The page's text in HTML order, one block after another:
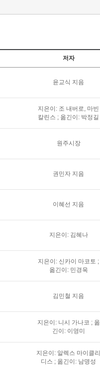
저자
윤교식 지음
지은이: 조 내버로, 마빈
칼린스 ; 옮긴이: 박정길
원주시장
권민자 지음
이혜선 지음
지은이: 김혜나
지은이: 신카이 마코토 ;
옮긴이: 민경욱
김민철 지음
지은이: 니시 가나코 ; 옮
긴이: 이영미
지은이: 알렉스 마이클리
디스 ; 옮긴이: 남명성